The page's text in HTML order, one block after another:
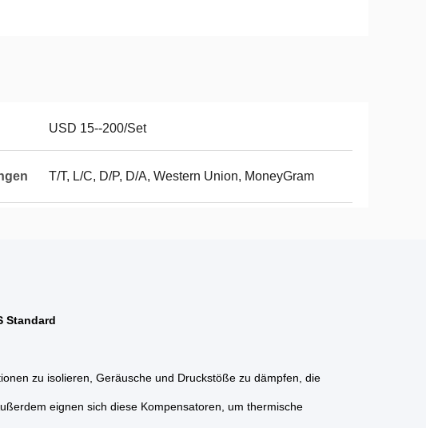
USD 15--200/Set
T/T, L/C, D/P, D/A, Western Union, MoneyGram
Standard
zu isolieren, Geräusche und Druckstöße zu dämpfen, die
eignen sich diese Kompensatoren, um thermische